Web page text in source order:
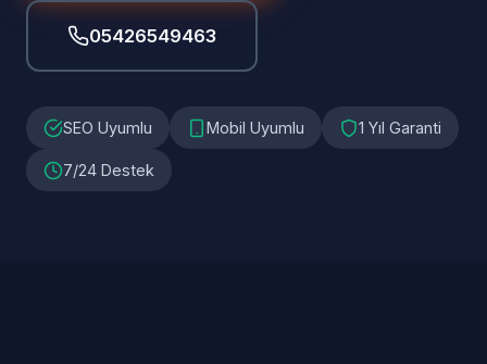
05426549463
SEO Uyumlu Mobil Uyumlu 1 Yıl Garanti
7/24 Destek